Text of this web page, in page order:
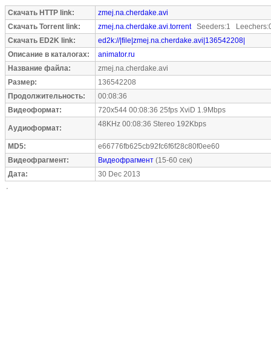
Скачать HTTP link:
zmej.na.cherdake.avi
Скачать Torrent link:
zmej.na.cherdake.avi.torrentSeeders:1
Скачать ED2K link:
ed2k://|file|zmej.na.cherdake.avi|136542208|
Описание в каталогах:
animator.ru
Название файла:
zmej.na.cherdake.avi
Размер:
136542208
Продолжительность:
00:08:36
Видеоформат:
720x544 00:08:36 25fps XviD 1.9Mbps
Аудиоформат: 48KHz 00:08:36 Stereo 192Kbps
MD5:
e66776fb625cb92fc6f6f28c80f0ee60
Видеофрагмент:
Видеофрагмент (15-60 сек)
Дата:
30 Dec 2013